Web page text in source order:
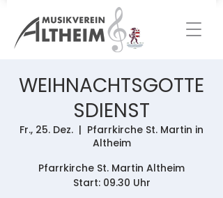
WEIHNACHTSGOTTE
SDIENST
Fr., 25. Dez.
  |
Pfarrkirche St. Martin in
Altheim
Pfarrkirche St. Martin Altheim
Start: 09.30 Uhr